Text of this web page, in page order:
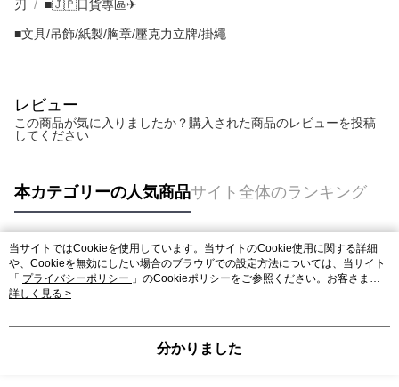
刃
■🇯🇵日貨專區✈
■文具/吊飾/紙製/胸章/壓克力立牌/掛繩
レビュー
この商品が気に入りましたか？購入された商品のレビューを投稿
してください
本カテゴリーの人気商品サイト全体のランキング
人気タグ
当サイトではCookieを使用しています。当サイトのCookie使用に関する詳細
や、Cookieを無効にしたい場合のブラウザでの設定方法については、当サイト
「 プライバシーポリシー 」のCookieポリシーをご参照ください。お客さま
が、当サイトを引き続き使用される場合、当社がサイト利用規約のCookieポリ
詳しく見る >
分かりました